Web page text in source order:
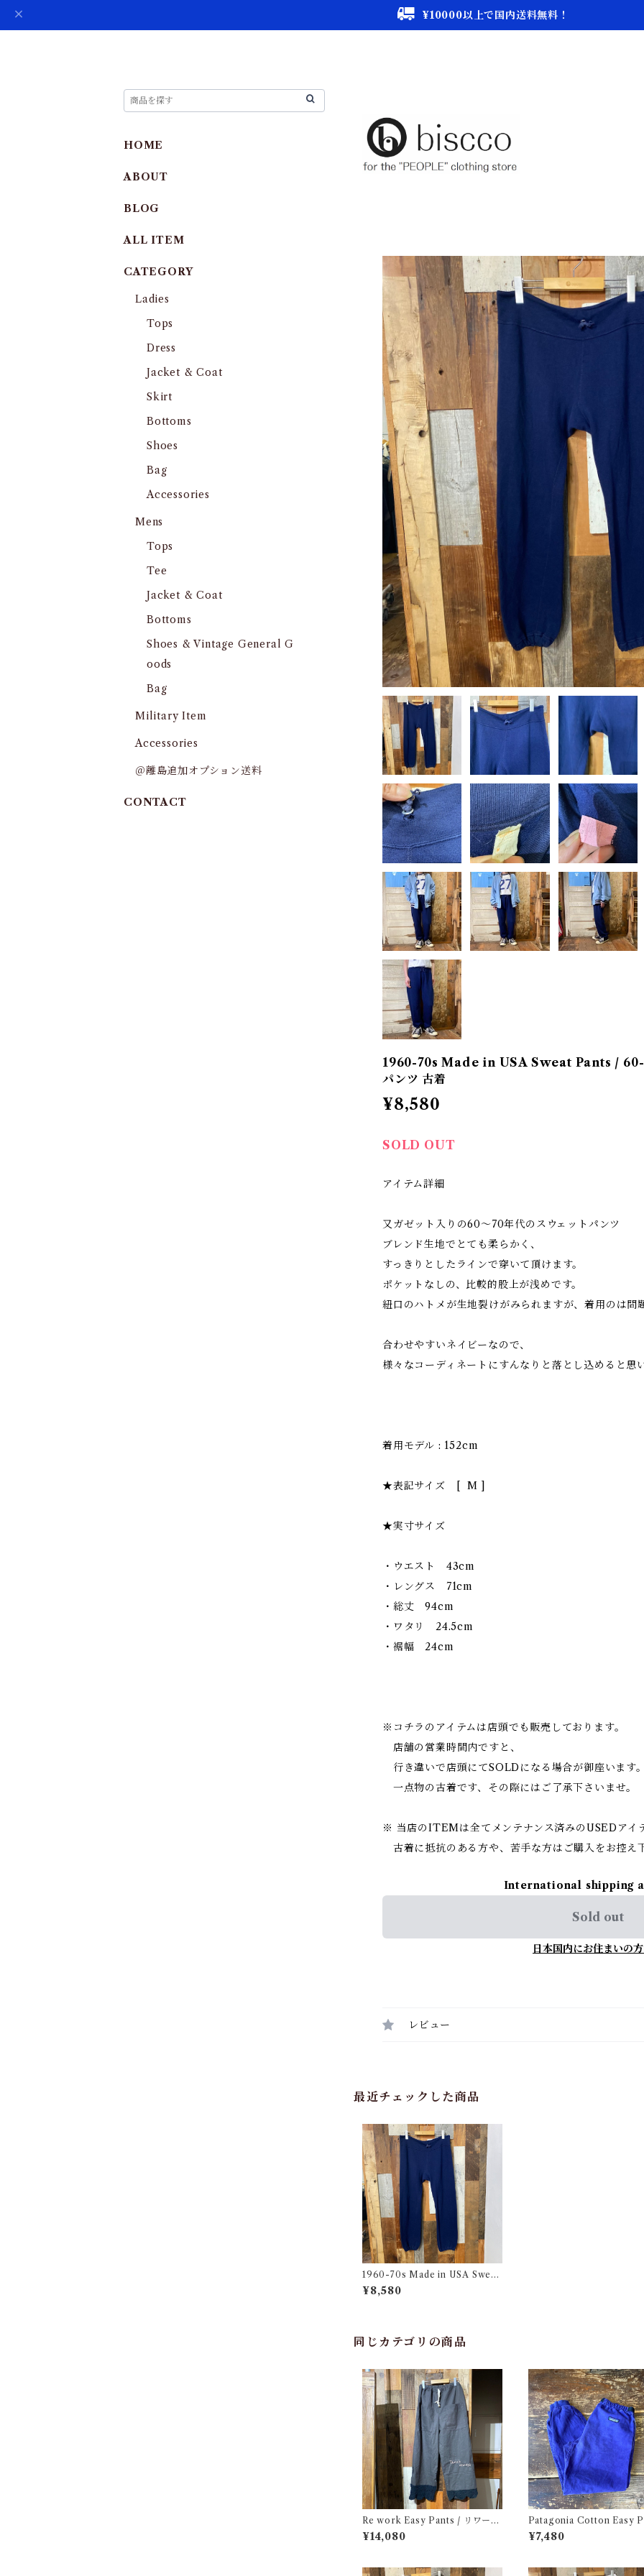
¥10000以上で国内送料無料！
1960-70s Made in USA Sweat Pants / 60-
パンツ 古着
¥8,580
SOLD OUT
アイテム詳細
又ガゼット入りの60〜70年代のスウェットパンツ
ブレンド生地でとても柔らかく、
すっきりとしたラインで穿いて頂けます。
ポケットなしの、比較的股上が浅めです。
紐口のハトメが生地裂けがみられますが、着用のは問
合わせやすいネイビーなので、
様々なコーディネートにすんなりと落とし込めると思
着用モデル : 152cm
★表記サイズ [ M ]
★実寸サイズ
・ウエスト 43cm
・レングス 71cm
・総丈 94cm
・ワタリ 24.5cm
・裾幅 24cm
※コチラのアイテムは店頭でも販売しております。
店舗の営業時間内ですと、
行き違いで店頭にてSOLDになる場合が御座います。
一点物の古着です、その際にはご了承下さいませ。
※ 当店のITEMは全てメンテナンス済みのUSEDアイ
古着に抵抗のある方や、苦手な方はご購入をお控え
International shipping
Sold out
日本国内にお住まいの
レビュー
最近チェックした商品
1960-70s Made in USA Sweat
Pants / 60-70年代 アメリカ製
スウェット パンツ 古着
¥8,580
同じカテゴリの商品
Re work Easy Pants / リワーク
イージー パンツ クロシェ & 刺繍
入り
¥14,080
Patagonia Cotton Easy
/ パタゴニア コットン イー
パンツ 古着
¥7,480
HOME
ABOUT
BLOG
ALL ITEM
CATEGORY
Ladies
Tops
Dress
Jacket & Coat
Skirt
Bottoms
Shoes
Bag
Accessories
Mens
Tops
Tee
Jacket & Coat
Bottoms
Shoes & Vintage General G
oods
Bag
Military Item
Accessories
＠離島追加オプション送料
CONTACT